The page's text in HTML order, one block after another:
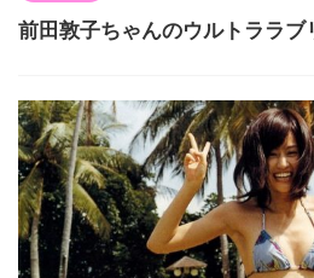
前田敦子ちゃんのウルトララブ